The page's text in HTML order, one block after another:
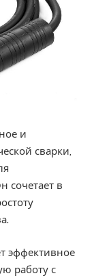
и
сварки,
сочетает в
эффективное
работу с